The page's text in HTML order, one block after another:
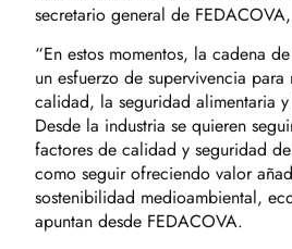
secretario general de
“En estos momentos, la cadena
un esfuerzo de supervivencia
calidad, la seguridad alimentaria y
Desde la industria se quieren
factores de calidad y seguridad
como seguir ofreciendo valor
sostenibilidad medioambiental,
apuntan desde FEDACOVA.